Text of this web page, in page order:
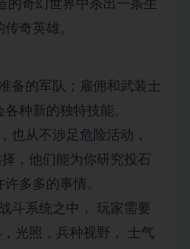
奇幻世界中杀出一条生
奇英雄。
备的军队；雇佣和武装士
种新的独特技能。
也从不涉足危险活动，
，他们能为你研究投石
多多的事情。
斗系统之中， 玩家需要
光照，兵种视野， 士气